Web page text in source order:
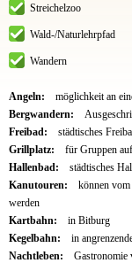
Streichelzoo
Wald-/Naturlehrpfad
Wandern
Angeln:
möglichkeit an
Bergwandern:
Freibad:
städtisches
Grillplatz:
für Gruppen
Hallenbad:
städtisches
Kanutouren:
können vom
werden
Kartbahn:
in Bitburg
Kegelbahn:
in
Nachtleben:
Gastronomie